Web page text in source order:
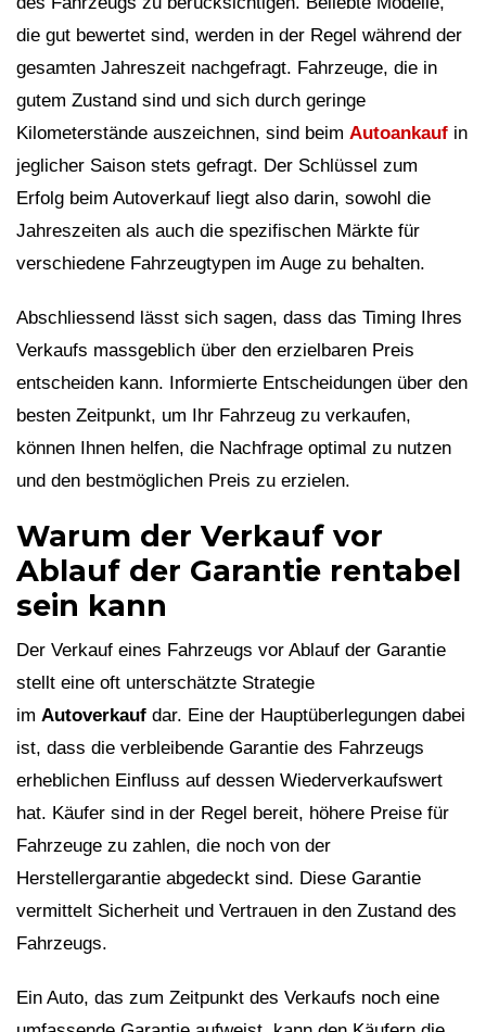
die gut bewertet sind, werden in der Regel während der
gesamten Jahreszeit nachgefragt. Fahrzeuge, die in
gutem Zustand sind und sich durch geringe
Kilometerstände auszeichnen, sind beim Autoankauf in
jeglicher Saison stets gefragt. Der Schlüssel zum
Erfolg beim Autoverkauf liegt also darin, sowohl die
Jahreszeiten als auch die spezifischen Märkte für
verschiedene Fahrzeugtypen im Auge zu behalten.
Abschliessend lässt sich sagen, dass das Timing Ihres
Verkaufs massgeblich über den erzielbaren Preis
entscheiden kann. Informierte Entscheidungen über den
besten Zeitpunkt, um Ihr Fahrzeug zu verkaufen,
können Ihnen helfen, die Nachfrage optimal zu nutzen
und den bestmöglichen Preis zu erzielen.
Warum der Verkauf vor
Ablauf der Garantie rentabel
sein kann
Der Verkauf eines Fahrzeugs vor Ablauf der Garantie
stellt eine oft unterschätzte Strategie
im Autoverkauf dar. Eine der Hauptüberlegungen dabei
ist, dass die verbleibende Garantie des Fahrzeugs
erheblichen Einfluss auf dessen Wiederverkaufswert
hat. Käufer sind in der Regel bereit, höhere Preise für
Fahrzeuge zu zahlen, die noch von der
Herstellergarantie abgedeckt sind. Diese Garantie
vermittelt Sicherheit und Vertrauen in den Zustand des
Fahrzeugs.
Ein Auto, das zum Zeitpunkt des Verkaufs noch eine